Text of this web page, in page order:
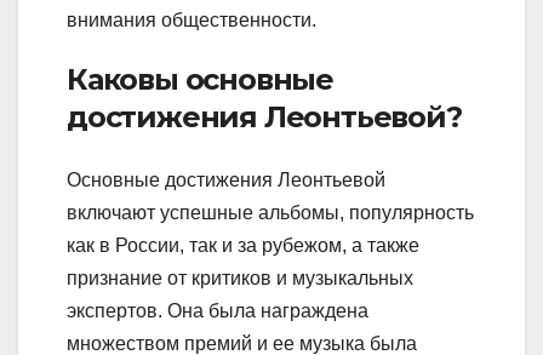
внимания общественности.
Каковы основные
достижения Леонтьевой?
Основные достижения Леонтьевой
включают успешные альбомы, популярность
как в России, так и за рубежом, а также
признание от критиков и музыкальных
экспертов. Она была награждена
множеством премий и ее музыка была